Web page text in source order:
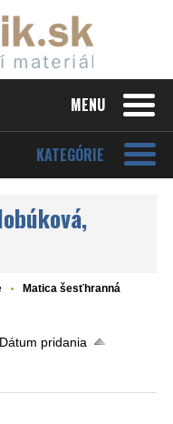
MENU
KATEGÓRIE
Matica šesťhranná
Dátum pridania